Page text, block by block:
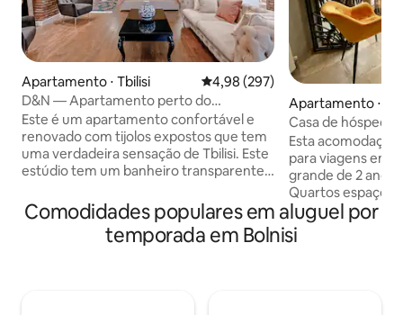
Apartamento ⋅ Tbilisi 4,98 de uma avaliação média de
4,98 (297)
D&N — Apartamento perto do
Conservatório, Tbilisi Velho
Este é um apartamento confortável e
renovado com tijolos expostos que tem
uma verdadeira sensação de Tbilisi. Este
estúdio tem um banheiro transparente
sofá Chesterfield e etc. O espaço (78
m²) acomoda 2 pessoas e está localizado
no bairro de Old Tbilisi, na rua paralela da
Apartamento ⋅
Casa de
Esta
para viagens em
grande de 2
Quartos
interno. Cozinha
bonito por
Área central de
Comodidades populares em aluguel por
temporada em Bolnisi